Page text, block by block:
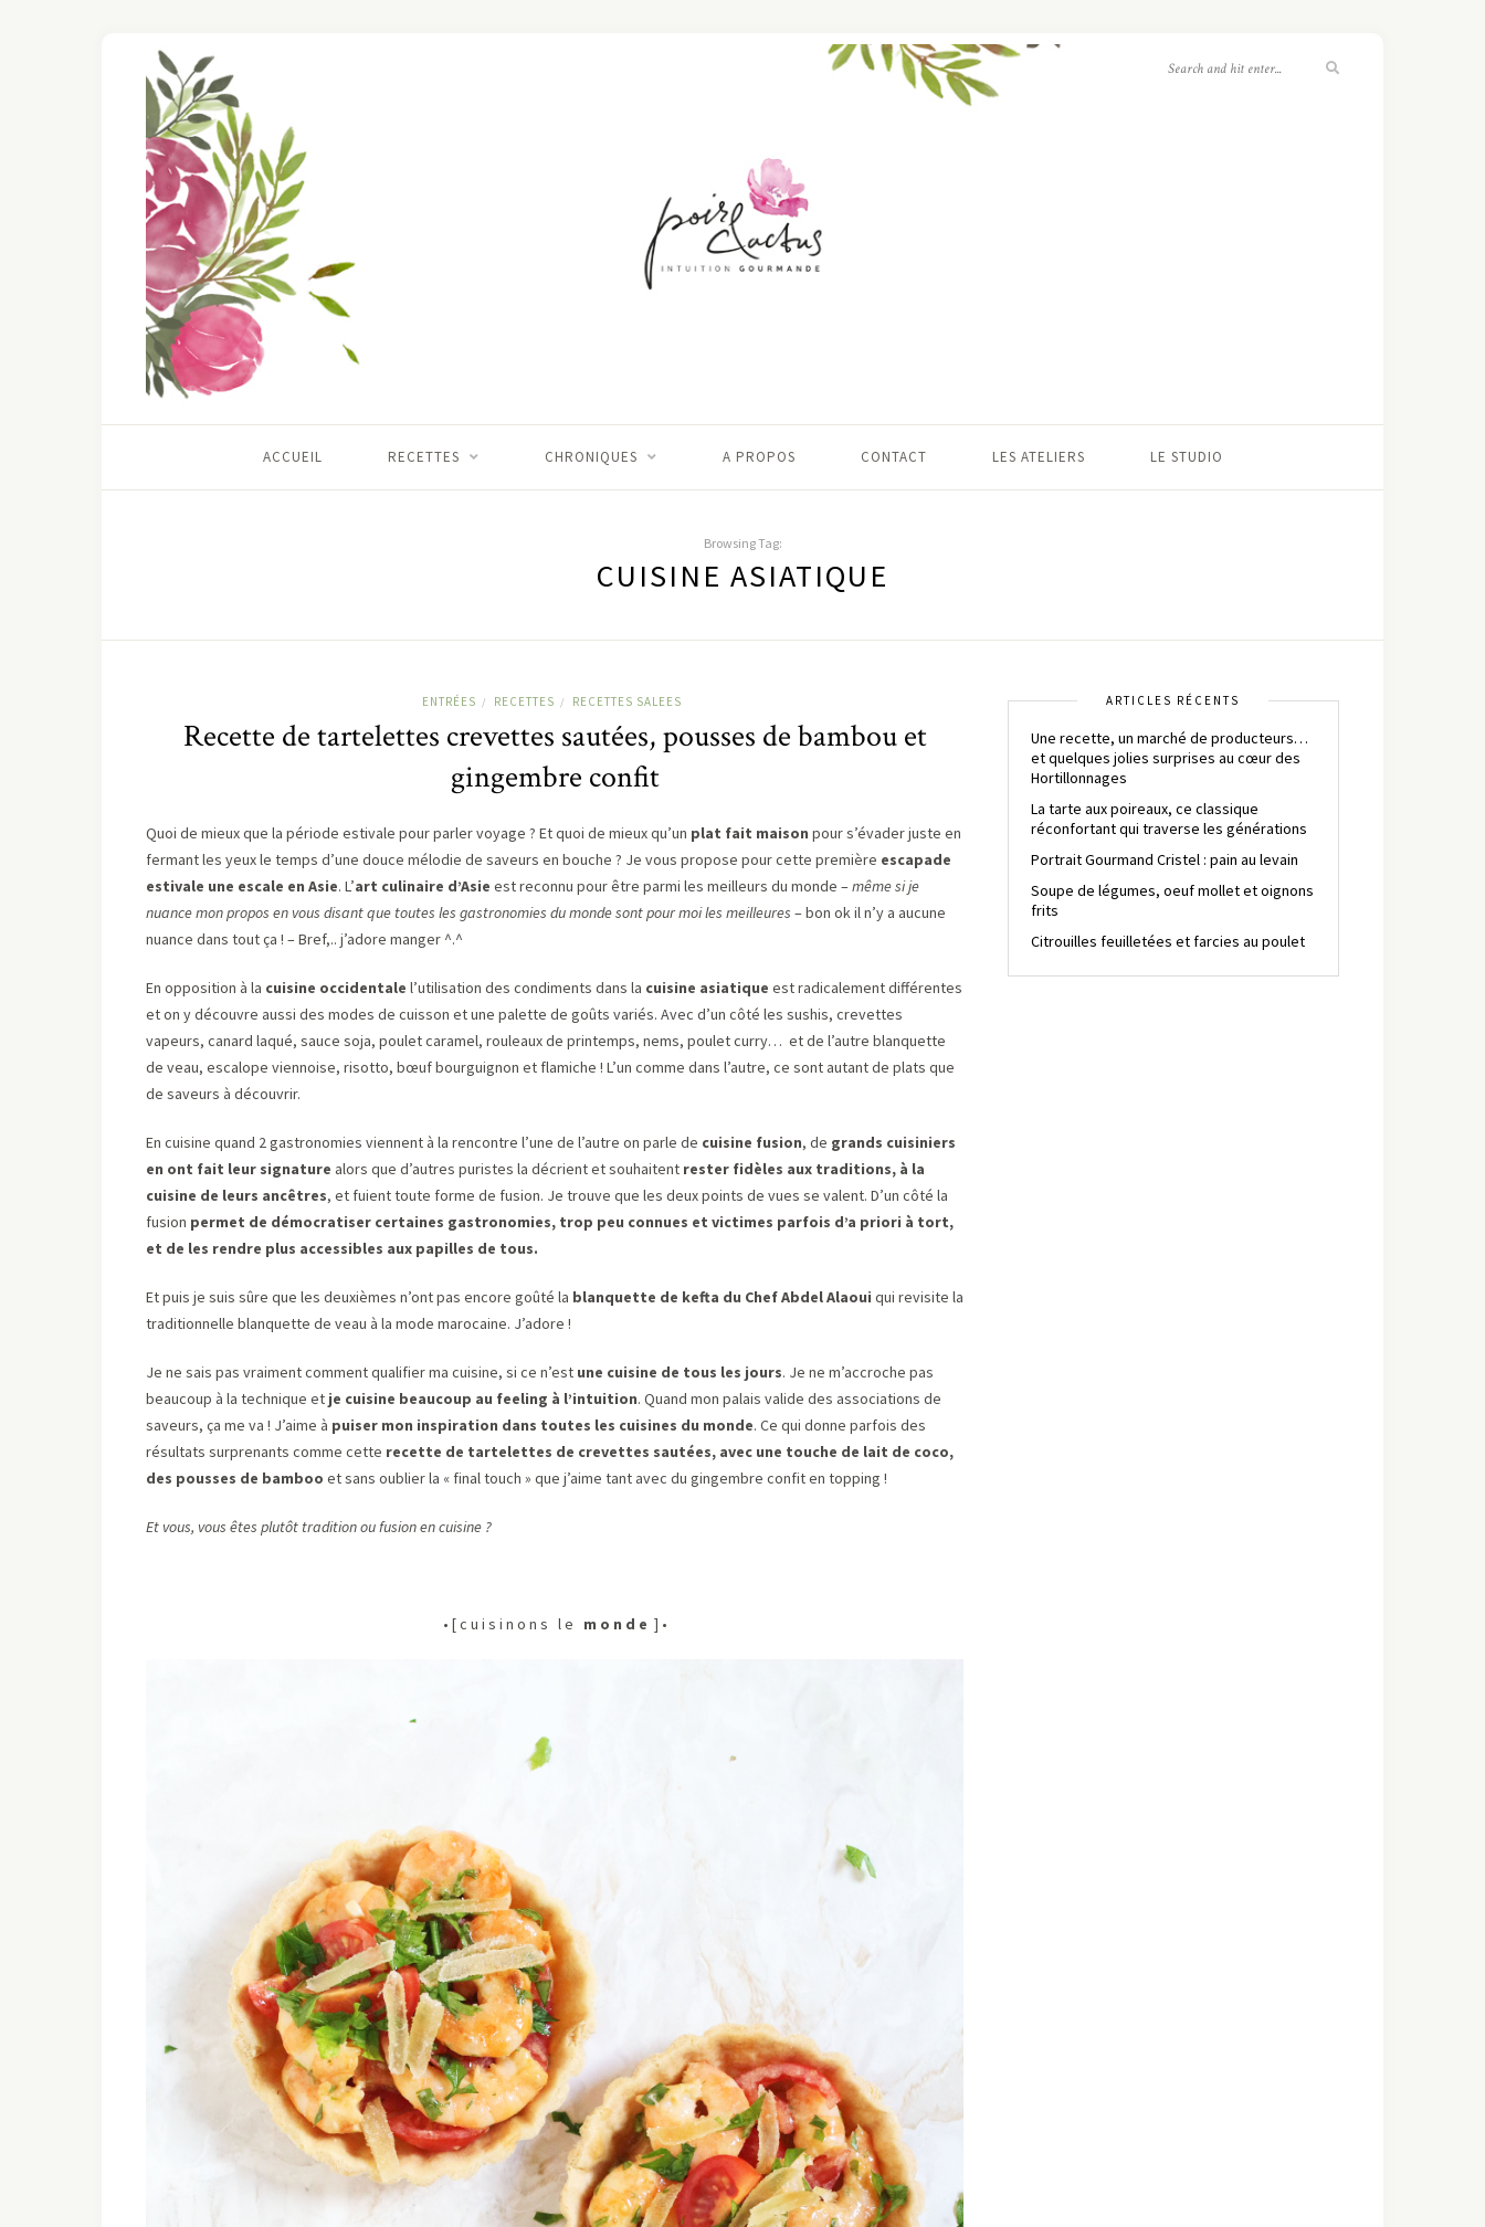
ACCUEIL RECETTES CHRONIQUES A PROPOS CONTACT LES ATELIERS LE STUDIO
Browsing Tag:
CUISINE ASIATIQUE
ENTRÉES / RECETTES / RECETTES SALEES
Recette de tartelettes crevettes sautées, pousses de bambou et
gingembre confit
Quoi de mieux que la période estivale pour parler voyage ? Et quoi de mieux qu’un plat fait maison pour s’évader juste en
fermant les yeux le temps d’une douce mélodie de saveurs en bouche ? Je vous propose pour cette première escapade
estivale une escale en Asie. L’art culinaire d’Asie est reconnu pour être parmi les meilleurs du monde –même si je
nuance mon propos en vous disant que toutes les gastronomies du monde sont pour moi les meilleures – bon ok il n’y a aucune
nuance dans tout ça ! – Bref,.. j’adore manger ^.^
En opposition à la cuisine occidentale l’utilisation des condiments dans la cuisine asiatique est radicalement différentes
et on y découvre aussi des modes de cuisson et une palette de goûts variés. Avec d’un côté les sushis, crevettes
vapeurs, canard laqué, sauce soja, poulet caramel, rouleaux de printemps, nems, poulet curry… et de l’autre blanquette
de veau, escalope viennoise, risotto, bœuf bourguignon et flamiche ! L’un comme dans l’autre, ce sont autant de plats que
de saveurs à découvrir.
En cuisine quand 2 gastronomies viennent à la rencontre l’une de l’autre on parle de cuisine fusion, de grands cuisiniers
en ont fait leur signature alors que d’autres puristes la décrient et souhaitent rester fidèles aux traditions, à la
cuisine de leurs ancêtres, et fuient toute forme de fusion. Je trouve que les deux points de vues se valent. D’un côté la
fusion permet de démocratiser certaines gastronomies, trop peu connues et victimes parfois d’a priori à tort,
et de les rendre plus accessibles aux papilles de tous.
Et puis je suis sûre que les deuxièmes n’ont pas encore goûté la blanquette de kefta du Chef Abdel Alaoui qui revisite la
traditionnelle blanquette de veau à la mode marocaine. J’adore !
Je ne sais pas vraiment comment qualifier ma cuisine, si ce n’est une cuisine de tous les jours. Je ne m’accroche pas
beaucoup à la technique et je cuisine beaucoup au feeling à l’intuition. Quand mon palais valide des associations de
saveurs, ça me va ! J’aime à puiser mon inspiration dans toutes les cuisines du monde. Ce qui donne parfois des
résultats surprenants comme cette recette de tartelettes de crevettes sautées, avec une touche de lait de coco,
des pousses de bamboo et sans oublier la « final touch » que j’aime tant avec du gingembre confit en topping !
Et vous, vous êtes plutôt tradition ou fusion en cuisine ?
• [ c u i s i n o n s l e m o n d e ] •
ARTICLES RÉCENTS
Une recette, un marché de producteurs…
et quelques jolies surprises au cœur des
Hortillonnages
La tarte aux poireaux, ce classique
réconfortant qui traverse les générations
Portrait Gourmand Cristel : pain au levain
Soupe de légumes, oeuf mollet et oignons
frits
Citrouilles feuilletées et farcies au poulet